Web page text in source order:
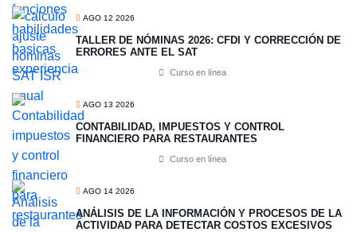
AGO 12 2026
TALLER DE NÓMINAS 2026: CFDI Y CORRECCIÓN DE
ERRORES ANTE EL SAT
Curso en línea
AGO 13 2026
CONTABILIDAD, IMPUESTOS Y CONTROL
FINANCIERO PARA RESTAURANTES
Curso en línea
AGO 14 2026
ANÁLISIS DE LA INFORMACIÓN Y PROCESOS DE LA
ACTIVIDAD PARA DETECTAR COSTOS EXCESIVOS